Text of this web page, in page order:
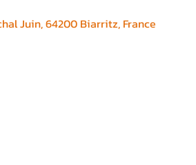
Juin, 64200 Biarritz, France